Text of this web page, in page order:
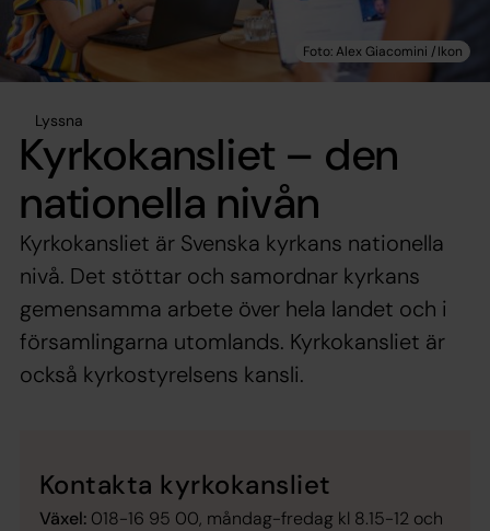
Lyssna
Kyrkokansliet – den
nationella nivån
Kyrkokansliet är Svenska kyrkans nationella
nivå. Det stöttar och samordnar kyrkans
gemensamma arbete över hela landet och i
församlingarna utomlands. Kyrkokansliet är
också kyrkostyrelsens kansli.
Kontakta kyrkokansliet
Växel: 018-16 95 00, måndag-fredag kl 8.15-12 och